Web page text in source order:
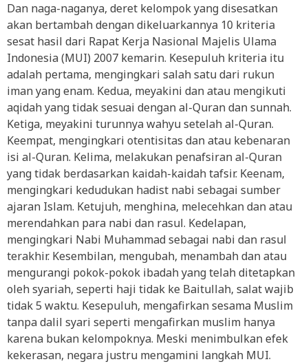
Dan naga-naganya, deret kelompok yang disesatkan
akan bertambah dengan dikeluarkannya 10 kriteria
sesat hasil dari Rapat Kerja Nasional Majelis Ulama
Indonesia (MUI) 2007 kemarin. Kesepuluh kriteria itu
adalah pertama, mengingkari salah satu dari rukun
iman yang enam. Kedua, meyakini dan atau mengikuti
aqidah yang tidak sesuai dengan al-Quran dan sunnah.
Ketiga, meyakini turunnya wahyu setelah al-Quran.
Keempat, mengingkari otentisitas dan atau kebenaran
isi al-Quran. Kelima, melakukan penafsiran al-Quran
yang tidak berdasarkan kaidah-kaidah tafsir. Keenam,
mengingkari kedudukan hadist nabi sebagai sumber
ajaran Islam. Ketujuh, menghina, melecehkan dan atau
merendahkan para nabi dan rasul. Kedelapan,
mengingkari Nabi Muhammad sebagai nabi dan rasul
terakhir. Kesembilan, mengubah, menambah dan atau
mengurangi pokok-pokok ibadah yang telah ditetapkan
oleh syariah, seperti haji tidak ke Baitullah, salat wajib
tidak 5 waktu. Kesepuluh, mengafirkan sesama Muslim
tanpa dalil syari seperti mengafirkan muslim hanya
karena bukan kelompoknya. Meski menimbulkan efek
kekerasan, negara justru mengamini langkah MUI.